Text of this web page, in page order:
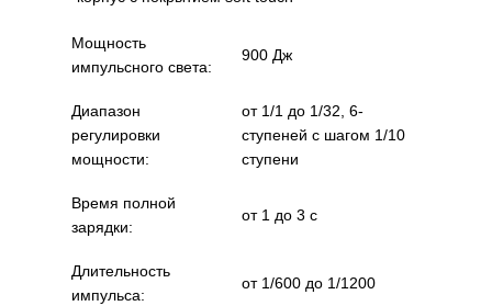
Мощность
импульсного света:
900 Дж
Диапазон
регулировки
мощности:
от 1/1 до 1/32, 6-
ступеней с шагом 1/10
ступени
Время полной
зарядки:
от 1 до 3 с
Длительность
импульса:
от 1/600 до 1/1200